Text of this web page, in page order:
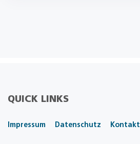
QUICK LINKS
Impressum Datenschutz Kontakt